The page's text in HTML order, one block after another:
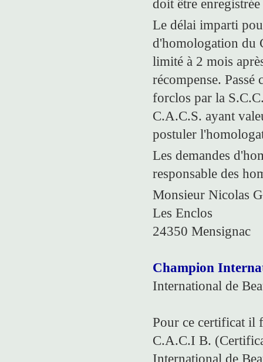
doit être
Le délai imparti
d'homologation du
limité à 2 mois
récompense. Passé
forclos par la
C.A.C.S. ayant
postuler
Les demandes
responsable des
Monsieur Nicolas
Les Enclos
24350 Mensignac
Champion
International de
Pour ce certificat il
C.A.C.I B.
International de